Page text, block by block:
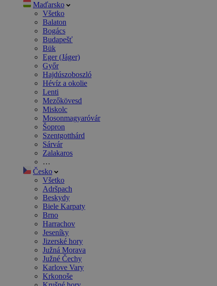
Maďarsko
Všetko
Balaton
Bogács
Budapešť
Bük
Eger (Jáger)
Győr
Hajdúszoboszló
Hévíz a okolie
Lenti
Mezőkövesd
Miskolc
Mosonmagyaróvár
Šopron
Szentgotthárd
Sárvár
Zalakaros
…
Česko
Všetko
Adršpach
Beskydy
Biele Karpaty
Brno
Harrachov
Jeseníky
Jizerské hory
Južná Morava
Južné Čechy
Karlove Vary
Krkonoše